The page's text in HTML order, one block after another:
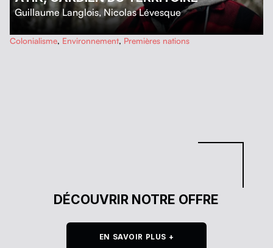
Guillaume Langlois,Nicolas Lévesque
…
Colonialisme, Environnement, Premières nations
DÉCOUVRIR NOTRE OFFRE
EN SAVOIR PLUS +